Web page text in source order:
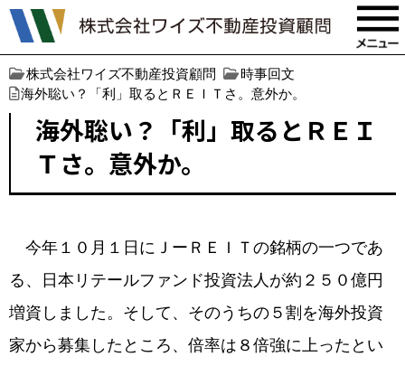
株式会社ワイズ不動産投資顧問
時事回文
海外聡い？「利」取るとＲＥＩＴさ。意外か。
海外聡い？「利」取るとＲＥＩ
Ｔさ。意外か。
今年１０月１日にＪーＲＥＩＴの銘柄の一つであ
る、日本リテールファンド投資法人が約２５０億円
増資しました。そして、そのうちの５割を海外投資
家から募集したところ、倍率は８倍強に上ったとい